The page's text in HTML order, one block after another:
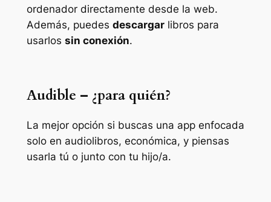
ordenador directamente desde la web.
Además, puedes descargarlibros para
usarlos sin conexión.
Audible – ¿para quién?
La mejor opción si buscas una app enfocada
solo en audiolibros, económica, y piensas
usarla tú o junto con tu hijo/a.